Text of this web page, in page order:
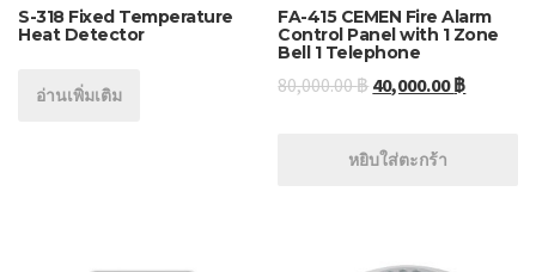
S-318 Fixed Temperature
Heat Detector
อ่านเพิ่มเติม
FA-415 CEMEN Fire Alarm
Control Panel with 1 Zone
Bell 1 Telephone
80,000.00฿ 40,000.00฿
หยิบใส่ตะกร้า